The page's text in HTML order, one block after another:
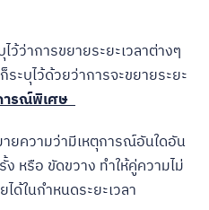
ว้ว่าการขยายระยะเวลาต่างๆ
ะบุไว้ด้วยว่าการจะขยายระยะ
รณ์พิเศษ
ยความว่ามีเหตุการณ์อันใดอัน
หรือ ขัดขวาง ทำให้คู่ความไม่
ด้ในกำหนดระยะเวลา